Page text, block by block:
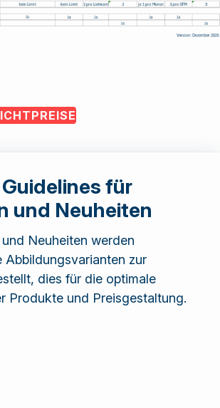
für
und Neuheiten
Neuheiten werden
Abbildungsvarianten zur
dies für die optimale
Produkte und Preisgestaltung.